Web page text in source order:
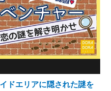
ドエリアに隠された謎を